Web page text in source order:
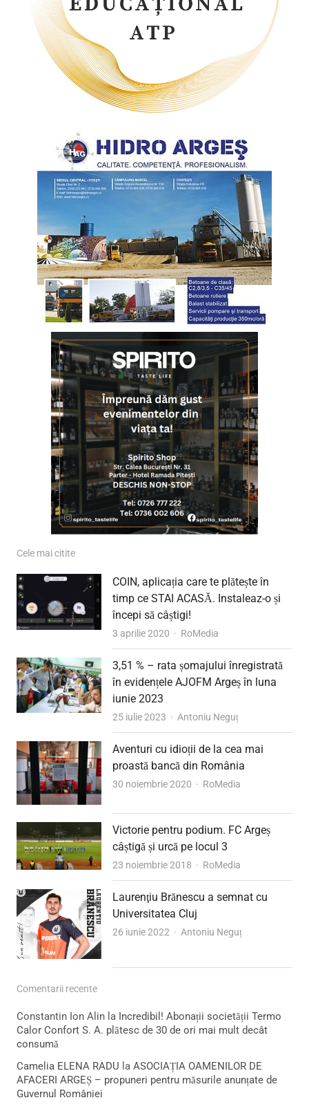
Cele mai citite
COIN, aplicația care te plătește în
timp ce STAI ACASĂ. Instaleaz-o și
începi să câștigi!
3 aprilie 2020 Author
RoMedia
3,51 % – rata șomajului înregistrată
în evidențele AJOFM Argeș în luna
iunie 2023
25 iulie 2023 Author
Antoniu Neguț
Aventuri cu idioții de la cea mai
proastă bancă din România
30 noiembrie 2020 Author
RoMedia
Victorie pentru podium. FC Argeș
câștigă și urcă pe locul 3
23 noiembrie 2018 Author
RoMedia
Laurenţiu Brănescu a semnat cu
Universitatea Cluj
26 iunie 2022 Author
Antoniu Neguț
Comentarii recente
Constantin Ion Alin la Incredibil! Abonații societății Termo
Calor Confort S. A. plătesc de 30 de ori mai mult decât
consumă
Camelia ELENA RADU la ASOCIAȚIA OAMENILOR DE
AFACERI ARGEȘ – propuneri pentru măsurile anunțate de
Guvernul României